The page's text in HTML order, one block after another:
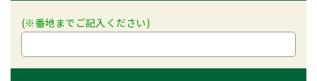
(※番地までご記入ください)